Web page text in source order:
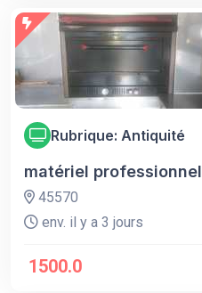
Rubrique: Antiquité
matériel professionnel
45570
env. il y a 3 jours
1500.0